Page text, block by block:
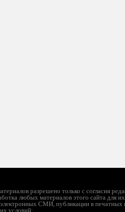
разрешено только с согласия
любых материалов этого сайта для
СМИ, публикации в печатных
условий: